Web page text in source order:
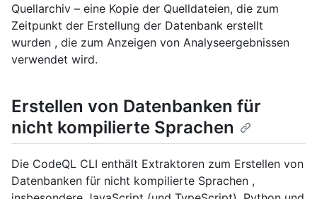
Quellarchiv – eine Kopie der Quelldateien, die zum
Zeitpunkt der Erstellung der Datenbank erstellt
wurden , die zum Anzeigen von Analyseergebnissen
verwendet wird.
Erstellen von Datenbanken für
nicht kompilierte Sprachen
Die CodeQL CLI enthält Extraktoren zum Erstellen von
Datenbanken für nicht kompilierte Sprachen ,